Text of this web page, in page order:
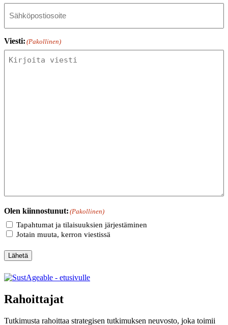
Viesti: (Pakollinen)
Olen kiinnostunut: (Pakollinen)
Tapahtumat ja tilaisuuksien järjestäminen
Jotain muuta, kerron viestissä
Lähetä
Rahoittajat
Tutkimusta rahoittaa strategisen tutkimuksen neuvosto, joka toimii